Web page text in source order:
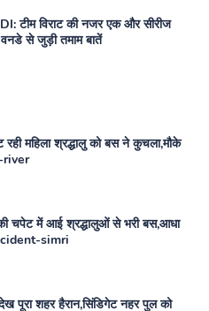
टीम विराट की नजर एक और सीरीज
से जुड़ी तमाम बातें
रही महिला श्रद्धालु को बस ने कुचला,मौके
river
चपेट में आई श्रद्धालुओं से भरी बस,आधा
simri
पूरा शहर हैरान,सिंडिगेट नहर पुल को